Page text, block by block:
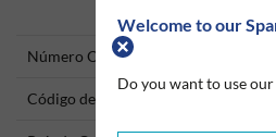
Welcome to our
Do you want to use our
Número ONU
Código del producto